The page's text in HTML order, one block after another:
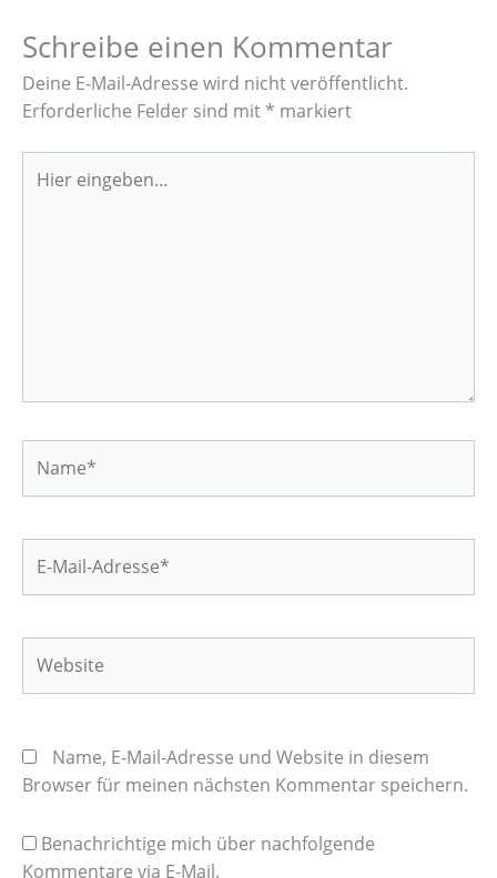
Schreibe einen Kommentar
Deine E-Mail-Adresse wird nicht veröffentlicht.
Erforderliche Felder sind mit * markiert
eingeben…
Mail-
Name, E-Mail-Adresse und Website in diesem
Browser für meinen nächsten Kommentar speichern.
Benachrichtige mich über nachfolgende
Kommentare via E-Mail.